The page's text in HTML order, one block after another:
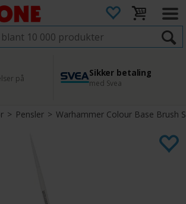
på
Sikker betaling
med Svea
45 dager returfrist
Enkel retur
> Pensler>Warhammer Colour Base Brush S